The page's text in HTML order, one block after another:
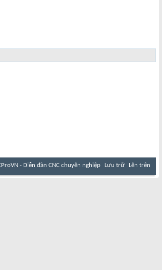
- Diễn đàn CNC chuyên nghiệp Lưu trữ Lên trên